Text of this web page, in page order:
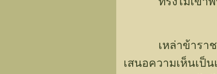
เหล่าข้าราชบริ
เสนอความเห็นเป็